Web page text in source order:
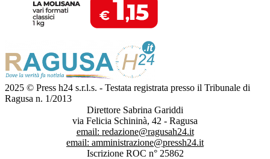
2025 © Press h24 s.r.l.s. - Testata registrata presso il Tribunale di
Ragusa n. 1/2013
Direttore Sabrina Gariddi
via Felicia Schininà, 42 - Ragusa
email: redazione@ragusah24.it
email: amministrazione@pressh24.it
Iscrizione ROC n° 25862